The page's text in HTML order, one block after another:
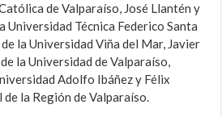
de Valparaíso, José Llantén y
Técnica Federico Santa
la Universidad Viña del Mar, Javier
la Universidad de Valparaíso,
Adolfo Ibáñez y Félix
la Región de Valparaíso.